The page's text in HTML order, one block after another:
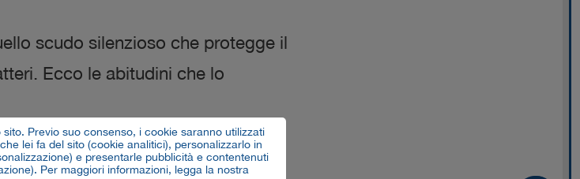
scudo silenzioso che protegge il
Ecco le abitudini che lo
Previo suo consenso, i cookie saranno utilizzati
lei fa del sito (cookie analitici), personalizzarlo in
e presentarle pubblicità e contentenuti
Per maggiori informazioni, legga la nostra